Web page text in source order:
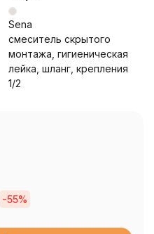
Sena
смеситель скрытого
монтажа, гигиеническая
лейка, шланг, крепления
1/2
-55%